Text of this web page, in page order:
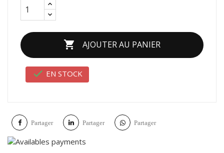
 AJOUTER AU PANIER
 EN STOCK
Partager Partager Partager